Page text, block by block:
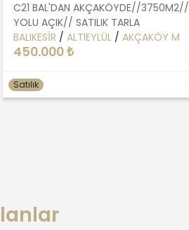
C21 BAL'DAN AKÇAKÖYDE//3750M2//
YOLU AÇIK// SATILIK TARLA
BALIKESİR / ALTIEYLÜL / AKÇAKÖY M
450.000 ₺
Satılık